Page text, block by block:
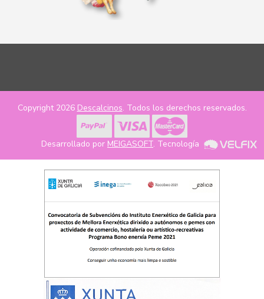
Copyright 2026 Descalcinos. Todos los derechos reservados.
Desarrollado por MEIGASOFT. Tecnología